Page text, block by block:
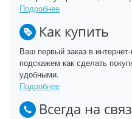
Подробнее
Как купить
Ваш первый заказ в
подскажем как сделать
удобными.
Подробнее
Всегда на